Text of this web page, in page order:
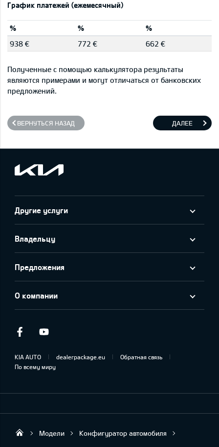
График платежей (ежемесячный)
% %
%
938 €
772 € 662 €
Полученные с помощью калькулятора результаты
являются примерами и могут отличаться от банковских
предложений.
ВЕРНУТЬСЯ НАЗАД ДАЛЕЕ
Другие услуги
Владельцу
Предложения
О компании
Facebook
KIA AUTO dealerpackage.eu
Обратная связь
По всему миру
Forum Auto SIA
Модели Конфигуратор автомобиля